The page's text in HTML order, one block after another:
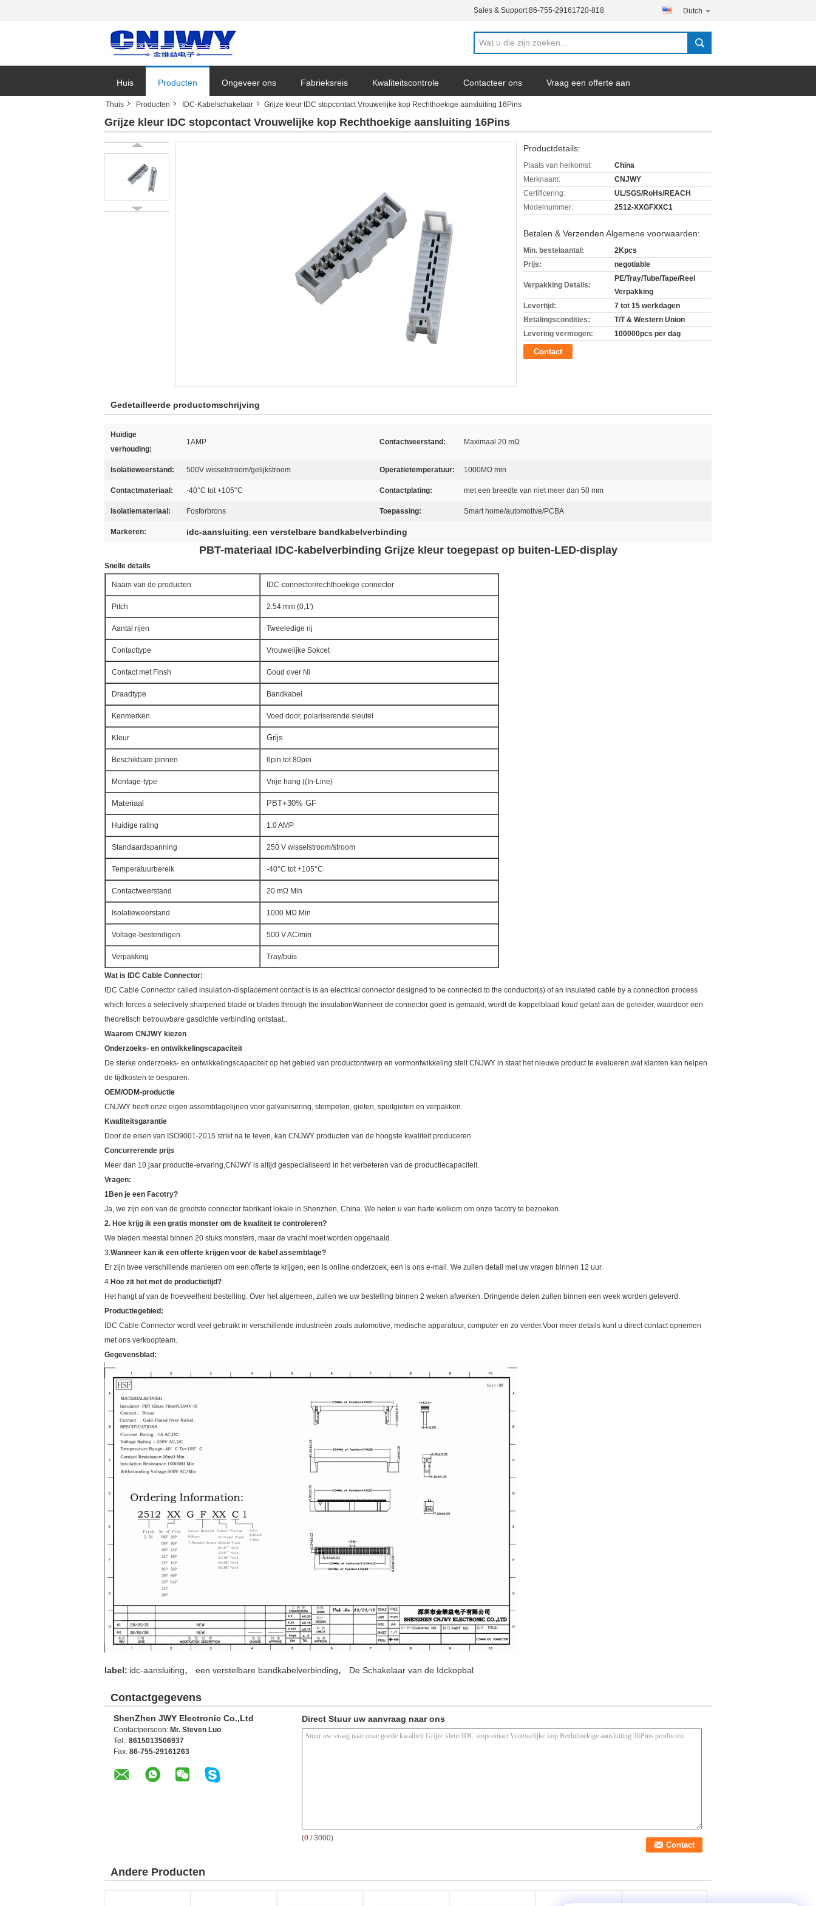
Sales & Support:86-755-29161720-818 Dutch
Huis Producten Ongeveer ons Fabrieksreis Kwaliteitscontrole Contacteer ons Vraag een offerte aan
Bedrijfsnieuws
Thuis Producten IDC-Kabelschakelaar Grijze kleur IDC stopcontact Vrouwelijke kop Rechthoekige aansluiting 16Pins
Grijze kleur IDC stopcontact Vrouwelijke kop Rechthoekige aansluiting 16Pins
Productdetails:
Plaats van herkomst:
China
Merknaam:
CNJWY
Certificering:
UL/SGS/RoHs/REACH
Modelnummer:
2512-XXGFXXC1
Betalen & Verzenden Algemene voorwaarden:
Min. bestelaantal:
2Kpcs
Prijs:
negotiable
Verpakking Details:
PE/Tray/Tube/Tape/Reel
Verpakking
Levertijd:
7 tot 15 werkdagen
Betalingscondities:
T/T & Western Union
Levering vermogen:
100000pcs per dag
Contact
Gedetailleerde productomschrijving
Huidige
verhouding:
1AMP Contactweerstand: Maximaal 20 mΩ
Isolatieweerstand: 500V wisselstroom/gelijkstroom Operatietemperatuur: 1000MΩ min
Contactmateriaal: -40°C tot +105°C Contactplating: met een breedte van niet meer dan 50 mm
Isolatiemateriaal: Fosforbrons Toepassing: Smart home/automotive/PCBA
Markeren: idc-aansluiting, een verstelbare bandkabelverbinding
PBT-materiaal IDC-kabelverbinding Grijze kleur toegepast op buiten-LED-display
Snelle details
Naam van de producten IDC-connector/rechthoekige connector
Pitch 2.54 mm (0,1')
Aantal rijen Tweeledige rij
Contacttype Vrouwelijke Sokcet
Contact met Finsh Goud over Ni
Draadtype Bandkabel
Kenmerken Voed door, polariserende sleutel
Kleur Grijs
Beschikbare pinnen 6pin tot 80pin
Montage-type Vrije hang ((In-Line)
Materiaal PBT+30% GF
Huidige rating 1.0 AMP
Standaardspanning 250 V wisselstroom/stroom
Temperatuurbereik -40°C tot +105°C
Contactweerstand 20 mΩ Min
Isolatieweerstand 1000 MΩ Min
Voltage-bestendigen 500 V AC/min
Verpakking Tray/buis
Wat is IDC Cable Connector:
IDC Cable Connector called insulation-displacement contact is is an electrical connector designed to be connected to the conductor(s) of an insulated cable by a connection process
which forces a selectively sharpened blade or blades through the insulationWanneer de connector goed is gemaakt, wordt de koppelblaad koud gelast aan de geleider, waardoor een
theoretisch betrouwbare gasdichte verbinding ontstaat..
Waarom CNJWY kiezen
Onderzoeks- en ontwikkelingscapaciteit
De sterke onderzoeks- en ontwikkelingscapaciteit op het gebied van productontwerp en vormontwikkeling stelt CNJWY in staat het nieuwe product te evalueren,wat klanten kan helpen
de tijdkosten te besparen.
OEM/ODM-productie
CNJWY heeft onze eigen assemblagelijnen voor galvanisering, stempelen, gieten, spuitgieten en verpakken.
Kwaliteitsgarantie
Door de eisen van ISO9001-2015 strikt na te leven, kan CNJWY producten van de hoogste kwaliteit produceren.
Concurrerende prijs
Meer dan 10 jaar productie-ervaring,CNJWY is altijd gespecialiseerd in het verbeteren van de productiecapaciteit.
Vragen:
1Ben je een Facotry?
Ja, we zijn een van de grootste connector fabrikant lokale in Shenzhen, China. We heten u van harte welkom om onze facotry te bezoeken.
2. Hoe krijg ik een gratis monster om de kwaliteit te controleren?
We bieden meestal binnen 20 stuks monsters, maar de vracht moet worden opgehaald.
3.Wanneer kan ik een offerte krijgen voor de kabel assemblage?
Er zijn twee verschillende manieren om een offerte te krijgen, een is online onderzoek, een is ons e-mail. We zullen detail met uw vragen binnen 12 uur.
4.Hoe zit het met de productietijd?
Het hangt af van de hoeveelheid bestelling. Over het algemeen, zullen we uw bestelling binnen 2 weken afwerken. Dringende delen zullen binnen een week worden geleverd.
Productiegebied:
IDC Cable Connector wordt veel gebruikt in verschillende industrieën zoals automotive, medische apparatuur, computer en zo verder.Voor meer details kunt u direct contact opnemen
met ons verkoopteam.
Gegevensblad:
label: idc-aansluiting, een verstelbare bandkabelverbinding, De Schakelaar van de Idckopbal
Contactgegevens
ShenZhen JWY Electronic Co.,Ltd
Contactpersoon: Mr. Steven Luo
Tel.: 8615013506937
Fax: 86-755-29161263
Direct Stuur uw aanvraag naar ons
(0 / 3000)
Andere Producten